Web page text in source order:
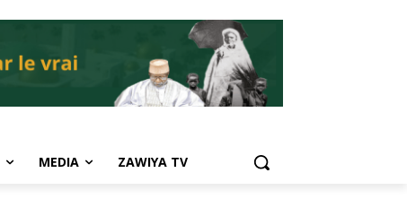
MEDIA ZAWIYA TV